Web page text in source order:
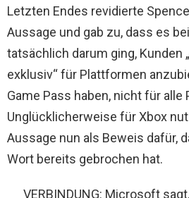
Letzten Endes revidierte
Aussage und gab zu, dass es
tatsächlich darum ging, Kunden
exklusiv“ für Plattformen
Game Pass haben, nicht für alle
Unglücklicherweise für Xbox
Aussage nun als Beweis dafür,
Wort bereits gebrochen hat.
VERBINDUNG: Microsoft